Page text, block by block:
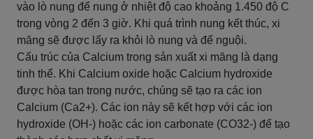
vào lò nung để nung ở nhiệt độ cao khoảng 1.450 độ C
trong vòng 2 đến 3 giờ. Khi quá trình nung kết thúc, xi
măng sẽ được lấy ra khỏi lò nung và để nguội.
Cấu trúc của Calcium trong sản xuất xi măng là dạng
tinh thể. Khi Calcium oxide hoặc Calcium hydroxide
được hòa tan trong nước, chúng sẽ tạo ra các ion
Calcium (Ca2+). Các ion này sẽ kết hợp với các ion
hydroxide (OH-) hoặc các ion carbonate (CO32-) để tạo